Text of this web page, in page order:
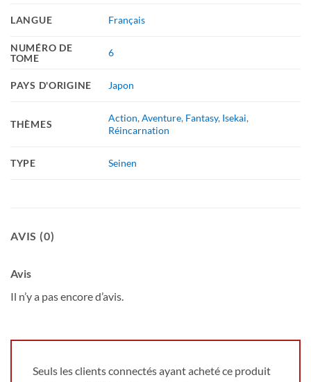
LANGUE Français
NUMÉRO DE
TOME
6
PAYS D'ORIGINE Japon
THÈMES
Action,Aventure, Fantasy, Isekai,
Réincarnation
TYPE Seinen
AVIS (0)
Avis
Il n’y a pas encore d’avis.
Seuls les clients connectés ayant acheté ce produit